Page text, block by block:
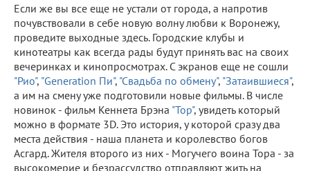
Если же вы все еще не устали от города, а напротив
почувствовали в себе новую волну любви к Воронежу,
проведите выходные здесь. Городские клубы и
кинотеатры как всегда рады будут принять вас на своих
вечеринках и кинопросмотрах. С экранов еще не сошли
"Рио", "Generation Пи", "Свадьба по обмену", "Затаившиеся",
а им на смену уже подготовили новые фильмы. В числе
новинок - фильм Кеннета Брэна "Тор", увидеть который
можно в формате 3D. Это история, у которой сразу два
места действия - наша планета и королевство богов
Асгард. Жителя второго из них - Могучего воина Тора - за
высокомерие и безрассудство отправляют жить на